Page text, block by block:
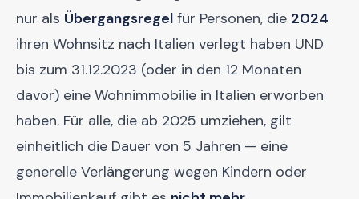
nur als Übergangsregel für Personen, die 2024
ihren Wohnsitz nach Italien verlegt haben UND
bis zum 31.12.2023 (oder in den 12 Monaten
davor) eine Wohnimmobilie in Italien erworben
haben. Für alle, die ab 2025 umziehen, gilt
einheitlich die Dauer von 5 Jahren — eine
generelle Verlängerung wegen Kindern oder